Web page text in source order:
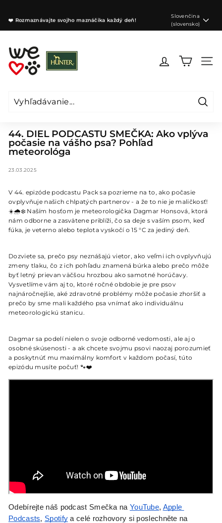
obsah
Pozastaviť
❤️ Rozmaznávajte svojho maznáčika každý deň!
Jazyk
Slovenčina
(slovensko)
W
e
l
v
o
g
s
S
44. DIEL PODCASTU SMEČKA: Ako vplýva
počasie na vášho psa? Pohľad
meteorológa
23.03.2025
V 44. epizóde podcastu Pack sa pozrieme na to, ako počasie
ovplyvňuje našich chlpatých partnerov - a že to nie je maličkosť!
☀️🌧️❄️ Naším hosťom je meteorologička Dagmar Honsová, ktorá
nám odborne a zasvätene priblíži, čo sa deje s vaším psom, keď
fúka, je veterno alebo teplota vyskočí o 15 °C za jediný deň.
Dozviete sa, prečo psy neznášajú vietor, ako veľmi ich ovplyvňujú
zmeny tlaku, čo z ich pohľadu znamená búrka alebo prečo môže
byť letný prievan väčšou hrozbou ako samotné horúčavy.
Vysvetlíme vám aj to, ktoré ročné obdobie je pre psov
najnáročnejšie, aké zdravotné problémy môže počasie zhoršiť a
prečo by sme mali každého psa vnímať ako individuálnu
meteorologickú stanicu.
Dagmar sa podelí nielen o svoje odborné vedomosti, ale aj o
osobné skúsenosti - a ak chcete svojmu psovi naozaj porozumieť
a poskytnúť mu maximálny komfort v každom počasí, túto
epizódu musíte počuť! 🐾❤️
Odebírejte náš podcast Smečka na YouTube, Apple
Podcasts, Spotify